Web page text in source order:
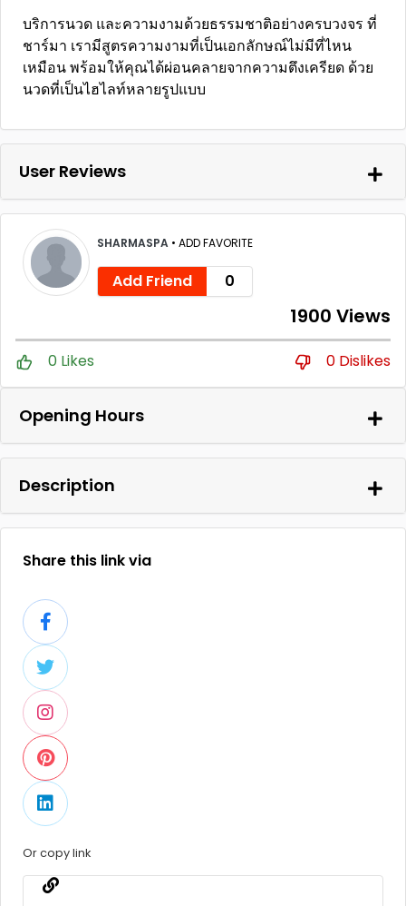
บริการนวด และความงามด้วยธรรมชาติอย่างครบวงจร ที่
ชาร์มา เรามีสูตรความงามที่เป็นเอกลักษณ์ไม่มีที่ไหน
เหมือน พร้อมให้คุณได้ผ่อนคลายจากความตึงเครียด ด้วย
นวดที่เป็นไฮไลท์หลายรูปแบบ
User Reviews
SHARMASPA • ADD FAVORITE
Add Friend 0
1900 Views
0 Likes 0 Dislikes
Opening Hours
Description
Share this link via
Or copy link